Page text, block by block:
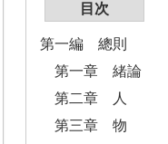
目次
第一編 總則
第一章 緒論
第二章 人
第三章 物